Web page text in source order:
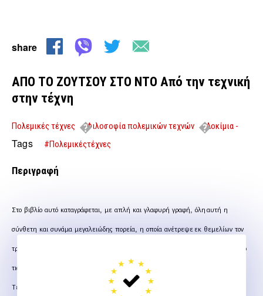
share
ΑΠΟ ΤΟ ΖΟΥΤΣΟΥ ΣΤΟ ΝΤΟ Από την τεχνική
στην τέχνη
Πολεμικές τέχνες Φιλοσοφία πολεμικών τεχνών
Δοκίμια -
Μελέτες
ΑΠΟ ΤΟ ΖΟΥΤΣΟΥ ΣΤΟ ΝΤΟ Από την τεχνική στην τέχνη
Tags #Πολεμικέςτέχνες
Περιγραφή
Στο βιβλίο αυτό καταγράφεται με απλή και γλαφυρή γραφή όλη αυτή η
σύνθετη και συνάμα μεγαλειώδης πορεία η οποία ανέτρεψε εκ θεμελίων τον
τρόπο από
τις μεγαλυτέρων Δασκάλων
Τεχνών θεωρούνται